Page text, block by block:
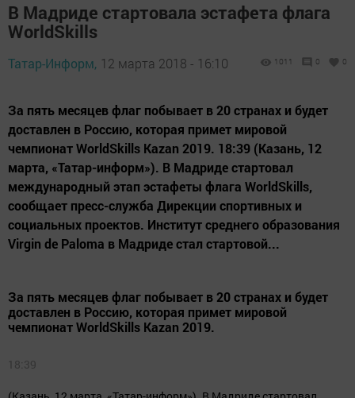
В Мадриде стартовала эстафета флага
WorldSkills
Татар-Информ, 12 марта 2018 - 16:10 1011 0 0
За пять месяцев флаг побывает в 20 странах и будет
доставлен в Россию, которая примет мировой
чемпионат WorldSkills Kazan 2019. 18:39 (Казань, 12
марта, «Татар-информ»). В Мадриде стартовал
международный этап эстафеты флага WorldSkills,
сообщает пресс-служба Дирекции спортивных и
социальных проектов. Институт среднего образования
Virgin de Paloma в Мадриде стал стартовой...
За пять месяцев флаг побывает в 20 странах и будет
доставлен в Россию, которая примет мировой
чемпионат WorldSkills Kazan 2019.
18:39